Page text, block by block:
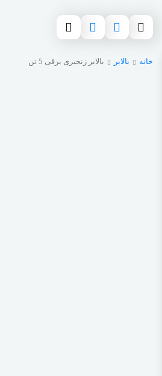
خانه بالابر بالابر زنجیری برقی 5 تن